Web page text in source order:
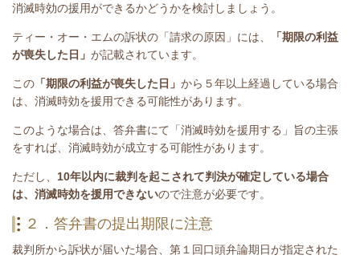
消滅時効の援用ができるかどうかを検討しましょう。
ティー・オー・エムの訴状の「請求の原因」には、
「期限の利益
が喪失した日」 が記載されています。
この 「期限の利益が喪失した日」 から５年以上経過している場合
は、消滅時効を援用できる可能性があります。
このような場合は、答弁書にて「消滅時効を援用する」旨の主張
をすれば、消滅時効が成立する可能性があります。
ただし、 10年以内に裁判を起こされて判決が確定している場合
は、 消滅時効を援用できないので注意が必要です。
２．答弁書の提出期限に注意
裁判所から訴状が届いた場合、第１回口頭弁論期日が指定された